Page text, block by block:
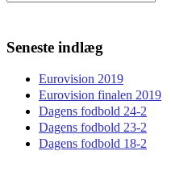
Seneste indlæg
Eurovision 2019
Eurovision finalen 2019
Dagens fodbold 24-2
Dagens fodbold 23-2
Dagens fodbold 18-2